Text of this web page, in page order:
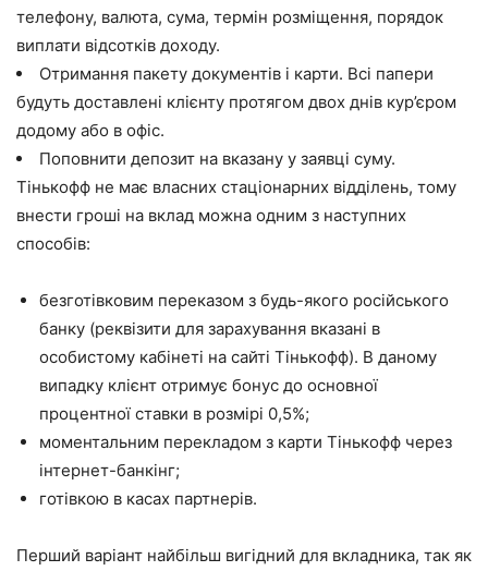
телефону, валюта, сума, термін розміщення, порядок
виплати відсотків доходу.
Отримання пакету документів і карти. Всі папери
будуть доставлені клієнту протягом двох днів кур’єром
додому або в офіс.
Поповнити депозит на вказану у заявці суму.
Тінькофф не має власних стаціонарних відділень, тому
внести гроші на вклад можна одним з наступних
способів:
безготівковим переказом з будь-якого російського
банку (реквізити для зарахування вказані в
особистому кабінеті на сайті Тінькофф). В даному
випадку клієнт отримує бонус до основної
процентної ставки в розмірі 0,5%;
моментальним перекладом з карти Тінькофф через
інтернет-банкінг;
готівкою в касах партнерів.
Перший варіант найбільш вигідний для вкладника, так як